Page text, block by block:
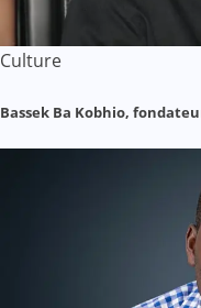
Culture
Bassek Ba Kobhio,